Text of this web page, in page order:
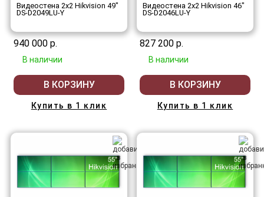
Видеостена 2x2 Hikvision 49"
DS-D2049LU-Y
940 000 р.
В наличии
В КОРЗИНУ
Купить в 1 клик
Видеостена 2x2 Hikvision 46"
DS-D2046LU-Y
827 200 р.
В наличии
В КОРЗИНУ
Купить в 1 клик